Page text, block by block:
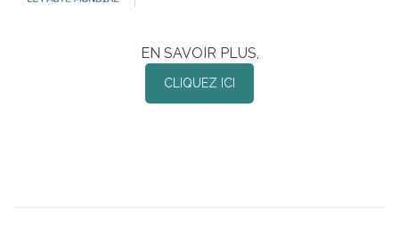
EN SAVOIR PLUS,
CLIQUEZ ICI